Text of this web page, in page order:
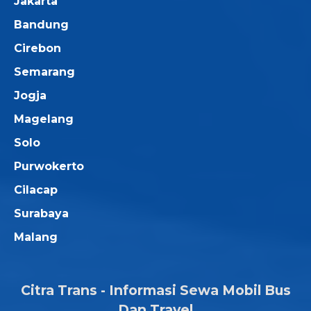
Bandung
Cirebon
Semarang
Jogja
Magelang
Solo
Purwokerto
Cilacap
Surabaya
Malang
Citra Trans - Informasi Sewa Mobil Bus